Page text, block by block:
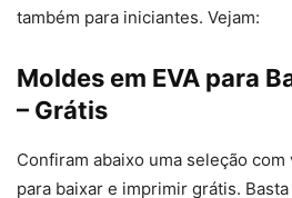
também para iniciantes. Vejam:
Moldes em EVA para
– Grátis
Confiram abaixo uma seleção
para baixar e imprimir grátis.